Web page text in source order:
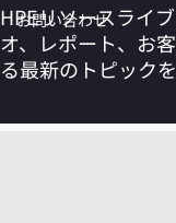
ツ
に
ス
ッ
お問い合わせ
カ
HPEリソースライ
オ、レポート、お
る最新のトピック